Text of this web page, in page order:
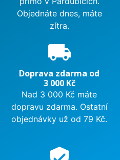
Objednáte dnes, máte
zítra.
local_shipping
Doprava zdarma od
3 000 Kč
Nad 3 000 Kč máte
dopravu zdarma. Ostatní
objednávky už od 79 Kč.